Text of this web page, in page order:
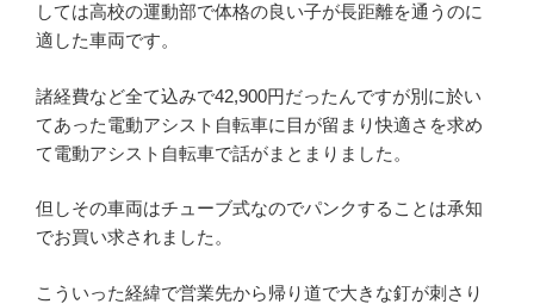
しては高校の運動部で体格の良い子が長距離を通うのに
適した車両です。
諸経費など全て込みで42,900円だったんですが別に於い
てあった電動アシスト自転車に目が留まり快適さを求め
て電動アシスト自転車で話がまとまりました。
但しその車両はチューブ式なのでパンクすることは承知
でお買い求されました。
こういった経緯で営業先から帰り道で大きな釘が刺さり